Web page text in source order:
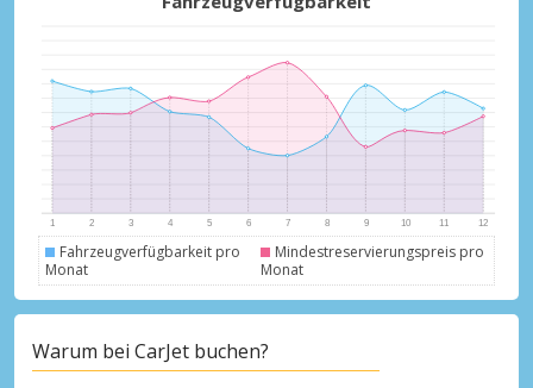
Fahrzeugverfügbarkeit pro
Monat
Mindestreservierungspreis pro
Monat
Warum bei CarJet buchen?